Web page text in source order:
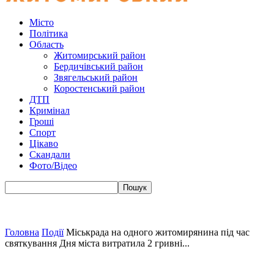
Місто
Політика
Область
Житомирський район
Бердичівський район
Звягельський район
Коростенський район
ДТП
Кримінал
Гроші
Спорт
Цікаво
Скандали
Фото/Відео
Головна Події Міськрада на одного житомирянина під час
святкування Дня міста витратила 2 гривні...